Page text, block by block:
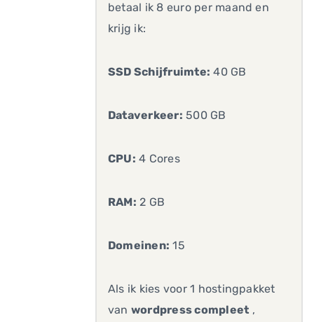
betaal ik 8 euro per maand en
krijg ik:
SSD Schijfruimte: 40 GB
Dataverkeer: 500 GB
CPU: 4 Cores
RAM: 2 GB
Domeinen: 15
Als ik kies voor 1 hostingpakket
van wordpress compleet ,